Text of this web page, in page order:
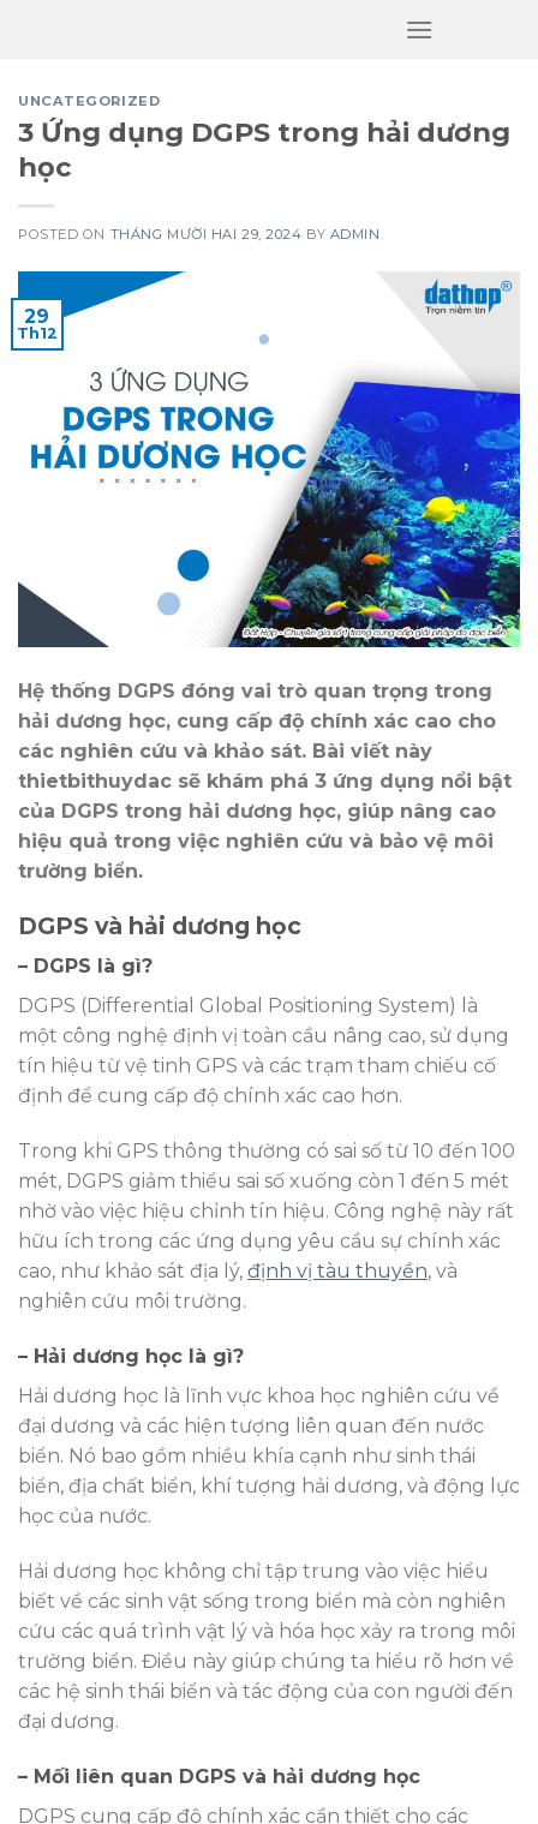
UNCATEGORIZED
3 Ứng dụng DGPS trong hải dương
học
POSTED ON THÁNG MƯỜI HAI 29, 2024 BY ADMIN
29
Th12
Hệ thống DGPS đóng vai trò quan trọng trong
hải dương học, cung cấp độ chính xác cao cho
các nghiên cứu và khảo sát. Bài viết này
thietbithuydac sẽ khám phá 3 ứng dụng nổi bật
của DGPS trong hải dương học, giúp nâng cao
hiệu quả trong việc nghiên cứu và bảo vệ môi
trường biển.
DGPS và hải dương học
– DGPS là gì?
DGPS (Differential Global Positioning System) là
một công nghệ định vị toàn cầu nâng cao, sử dụng
tín hiệu từ vệ tinh GPS và các trạm tham chiếu cố
định để cung cấp độ chính xác cao hơn.
Trong khi GPS thông thường có sai số từ 10 đến 100
mét, DGPS giảm thiểu sai số xuống còn 1 đến 5 mét
nhờ vào việc hiệu chỉnh tín hiệu. Công nghệ này rất
hữu ích trong các ứng dụng yêu cầu sự chính xác
cao, như khảo sát địa lý, định vị tàu thuyền, và
nghiên cứu môi trường.
– Hải dương học là gì?
Hải dương học là lĩnh vực khoa học nghiên cứu về
đại dương và các hiện tượng liên quan đến nước
biển. Nó bao gồm nhiều khía cạnh như sinh thái
biển, địa chất biển, khí tượng hải dương, và động lực
học của nước.
Hải dương học không chỉ tập trung vào việc hiểu
biết về các sinh vật sống trong biển mà còn nghiên
cứu các quá trình vật lý và hóa học xảy ra trong môi
trường biển. Điều này giúp chúng ta hiểu rõ hơn về
các hệ sinh thái biển và tác động của con người đến
đại dương.
– Mối liên quan DGPS và hải dương học
DGPS cung cấp độ chính xác cần thiết cho các